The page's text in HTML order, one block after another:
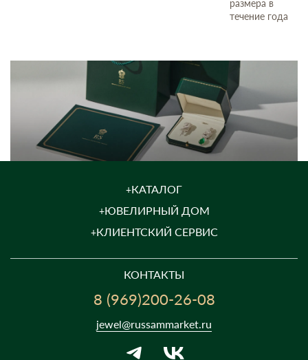
размера в
течение года
КАТАЛОГ
ЮВЕЛИРНЫЙ ДОМ
КЛИЕНТСКИЙ СЕРВИС
КОНТАКТЫ
8 (969)200-26-08
jewel@russammarket.ru